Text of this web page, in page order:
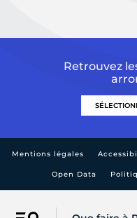
Retrouvez
Mentions légales
Open Data